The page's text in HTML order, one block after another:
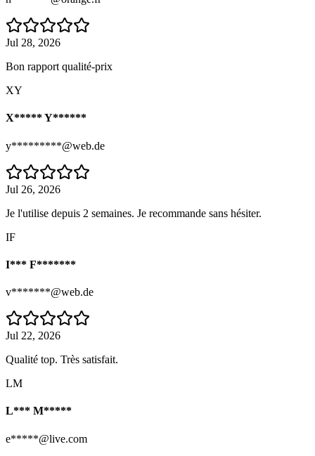
Jul 28, 2026
Bon rapport qualité-prix
XY
X***** Y******
y*********@web.de
Jul 26, 2026
Je l'utilise depuis 2 semaines. Je recommande sans hésiter.
IF
I*** F*******
v*******@web.de
Jul 22, 2026
Qualité top. Très satisfait.
LM
L*** M*****
e*****@live.com